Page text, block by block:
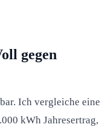
gegen
Ich vergleiche eine
kWh Jahresertrag,